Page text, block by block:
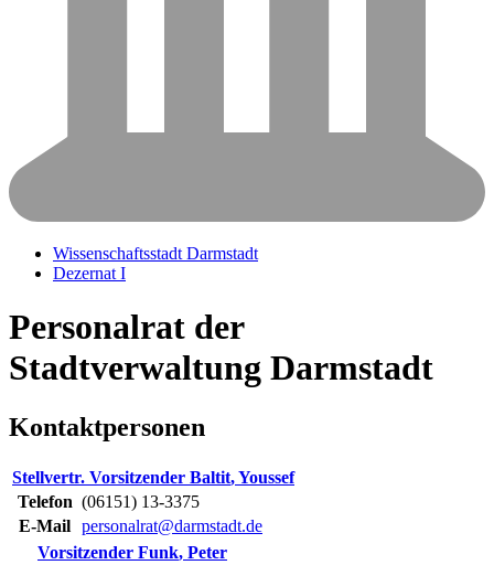
Wissenschaftsstadt Darmstadt
Dezernat I
Personalrat der
Stadtverwaltung Darmstadt
Kontaktpersonen
Stellvertr. Vorsitzender Baltit,Youssef
Telefon (06151) 13-3375
E-Mail personalrat@darmstadt.de
Vorsitzender Funk, Peter